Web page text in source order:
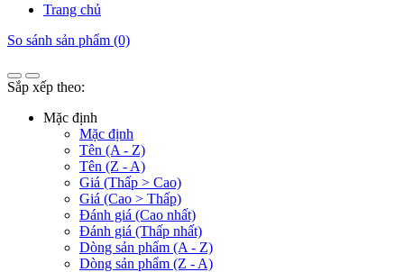
Trang chủ
So sánh sản phẩm (0)
Sắp xếp theo:
Mặc định
Mặc định
Tên (A - Z)
Tên (Z - A)
Giá (Thấp > Cao)
Giá (Cao > Thấp)
Đánh giá (Cao nhất)
Đánh giá (Thấp nhất)
Dòng sản phẩm (A - Z)
Dòng sản phẩm (Z - A)